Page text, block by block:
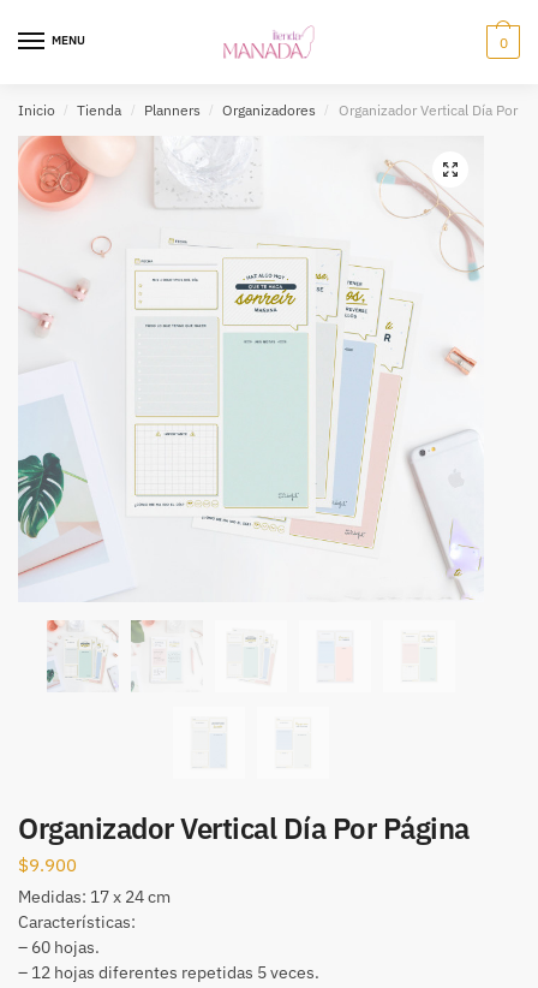
MENU 0
Inicio / Tienda / Planners / Organizadores / Organizador Vertical Día Por
Organizador Vertical Día Por Página
$9.900
Medidas: 17 x 24 cm
Características:
– 60 hojas.
– 12 hojas diferentes repetidas 5 veces.